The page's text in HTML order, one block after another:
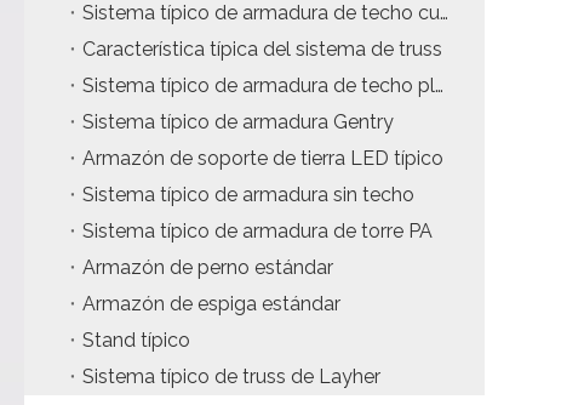
Sistema típico de armadura de techo curvo
Característica típica del sistema de truss
Sistema típico de armadura de techo plano
Sistema típico de armadura Gentry
Armazón de soporte de tierra LED típico
Sistema típico de armadura sin techo
Sistema típico de armadura de torre PA
Armazón de perno estándar
Armazón de espiga estándar
Stand típico
Sistema típico de truss de Layher